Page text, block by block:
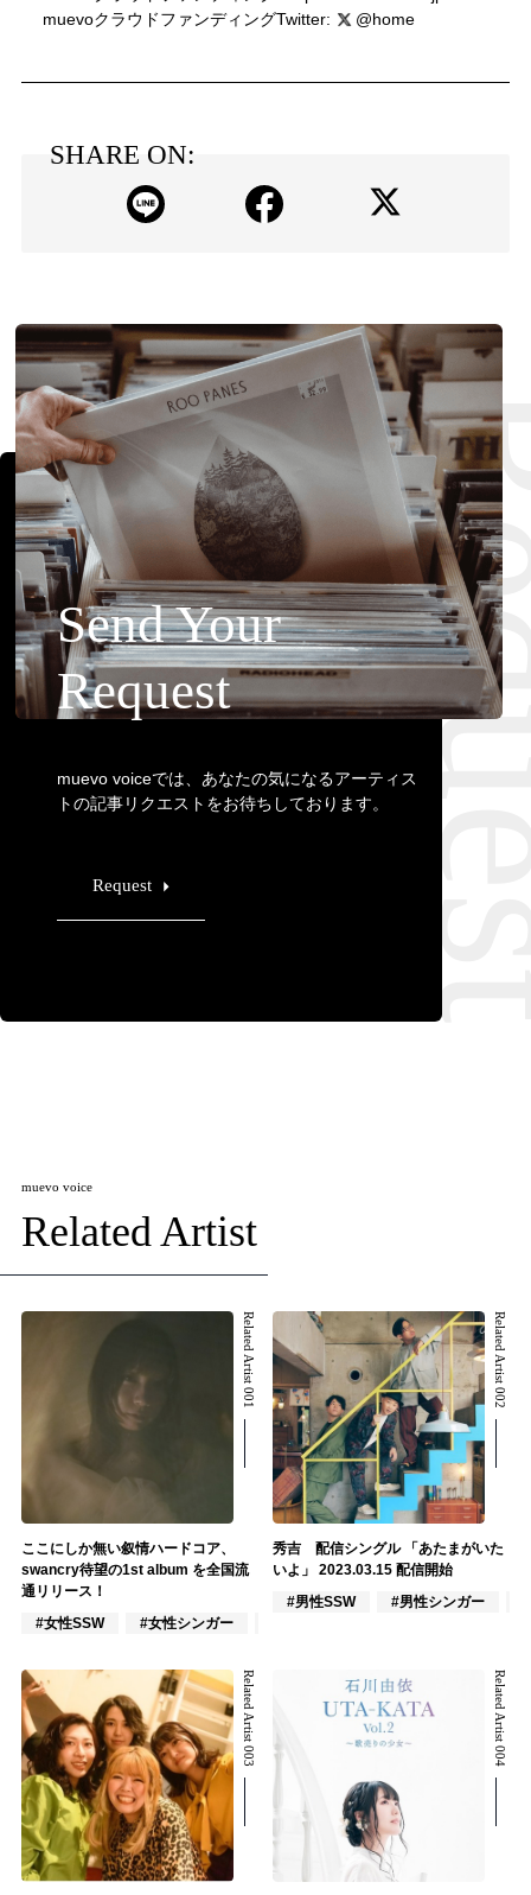
muevoクラウドファンディングTwitter:
@home
SHARE ON:
Send Your
Request
muevo voiceでは、あなたの気になるアーティス
トの記事リクエストをお待ちしております。
Request
muevo voice
Related Artist
Related Artist 001
ここにしか無い叙情ハードコア、
swancry待望の1st album を全国流
通リリース！
#女性SSW
#女性シンガー
Related Artist 002
秀吉 配信シングル 「あたまがいた
いよ」 2023.03.15 配信開始
#男性SSW
#男性シンガー
Related Artist 003 Related Artist 004